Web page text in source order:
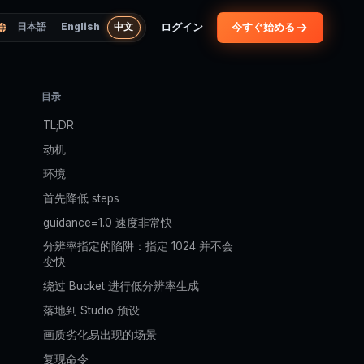
日本語 English 中文 ログイン 今すぐ始める
目录
TL;DR
动机
环境
首先降低 steps
guidance=1.0 速度非常快
分辨率指定的陷阱：指定 1024 并不会
变快
绕过 Bucket 进行低分辨率生成
落地到 Studio 预设
画质劣化易出现的场景
复现命令